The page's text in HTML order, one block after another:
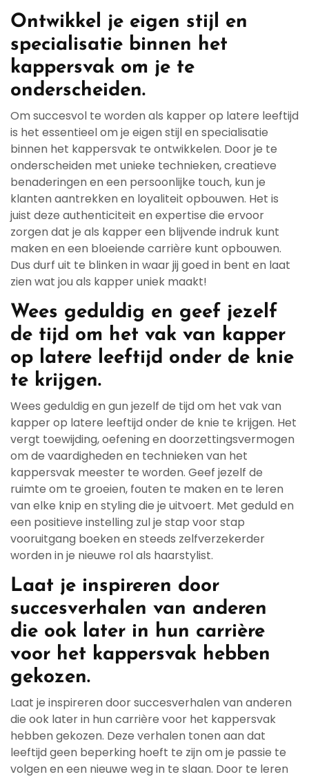
Ontwikkel je eigen stijl en
specialisatie binnen het
kappersvak om je te
onderscheiden.
Om succesvol te worden als kapper op latere leeftijd
is het essentieel om je eigen stijl en specialisatie
binnen het kappersvak te ontwikkelen. Door je te
onderscheiden met unieke technieken, creatieve
benaderingen en een persoonlijke touch, kun je
klanten aantrekken en loyaliteit opbouwen. Het is
juist deze authenticiteit en expertise die ervoor
zorgen dat je als kapper een blijvende indruk kunt
maken en een bloeiende carrière kunt opbouwen.
Dus durf uit te blinken in waar jij goed in bent en laat
zien wat jou als kapper uniek maakt!
Wees geduldig en geef jezelf
de tijd om het vak van kapper
op latere leeftijd onder de knie
te krijgen.
Wees geduldig en gun jezelf de tijd om het vak van
kapper op latere leeftijd onder de knie te krijgen. Het
vergt toewijding, oefening en doorzettingsvermogen
om de vaardigheden en technieken van het
kappersvak meester te worden. Geef jezelf de
ruimte om te groeien, fouten te maken en te leren
van elke knip en styling die je uitvoert. Met geduld en
een positieve instelling zul je stap voor stap
vooruitgang boeken en steeds zelfverzekerder
worden in je nieuwe rol als haarstylist.
Laat je inspireren door
succesverhalen van anderen
die ook later in hun carrière
voor het kappersvak hebben
gekozen.
Laat je inspireren door succesverhalen van anderen
die ook later in hun carrière voor het kappersvak
hebben gekozen. Deze verhalen tonen aan dat
leeftijd geen beperking hoeft te zijn om je passie te
volgen en een nieuwe weg in te slaan. Door te leren